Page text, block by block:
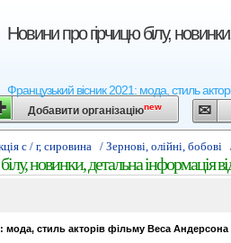
Новини про гірчицю білу,
Французький вісник 2021: мода, стиль
Добавити організаціюnew
с / г, сировина / Зернові, олійні, бобові
новинки, детальна інформація
мода, стиль акторів фільму Веса